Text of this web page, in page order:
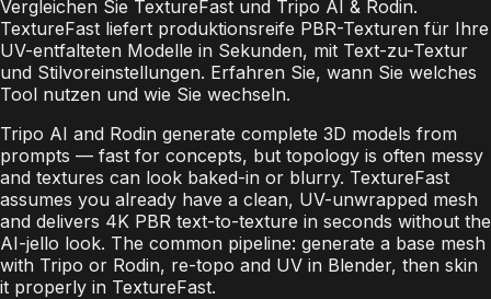
Vergleichen Sie TextureFast und Tripo AI & Rodin.
TextureFast liefert produktionsreife PBR-Texturen für Ihre
UV-entfalteten Modelle in Sekunden, mit Text-zu-Textur
und Stilvoreinstellungen. Erfahren Sie, wann Sie welches
Tool nutzen und wie Sie wechseln.
Tripo AI and Rodin generate complete 3D models from
prompts — fast for concepts, but topology is often messy
and textures can look baked-in or blurry. TextureFast
assumes you already have a clean, UV-unwrapped mesh
and delivers 4K PBR text-to-texture in seconds without the
AI-jello look. The common pipeline: generate a base mesh
with Tripo or Rodin, re-topo and UV in Blender, then skin
it properly in TextureFast.